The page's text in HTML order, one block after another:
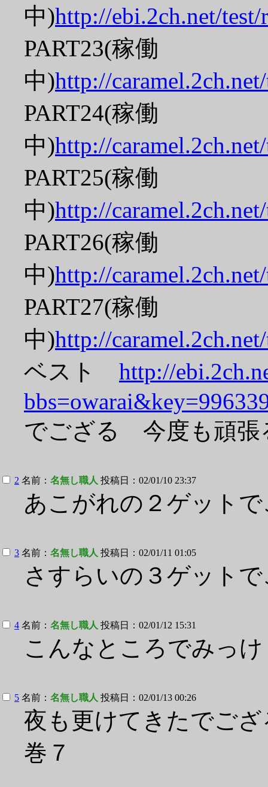
中)http://ebi.2ch.net/
PART23(稼働
中)http://
PART24(稼働
中)http://
PART25(稼働
中)http://
PART26(稼働
中)http://
PART27(稼働
中)http://
ベスト http://
でござる 今度も頑
2 名前： 名無し職人 投稿日：02/01/10 23:37
あこがれの２ゲット
3 名前： 名無し職人 投稿日：02/01/11 01:05
さすらいの３ゲット
4 名前： 名無し職人 投稿日：02/01/12 15:31
こんなところでみっ
5 名前： 名無し職人 投稿日：02/01/13 00:26
夜も更けてきたでご
巻７